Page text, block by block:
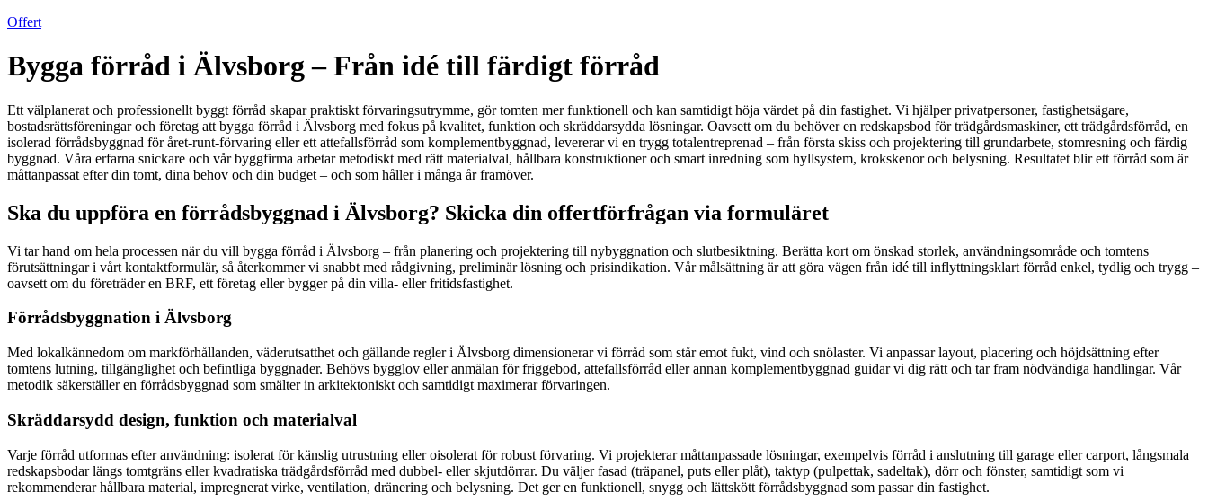
Offert
Bygga förråd i Älvsborg – Från idé till färdigt förråd
Ett välplanerat och professionellt byggt förråd skapar praktiskt förvaringsutrymme, gör tomten mer funktionell och kan samtidigt höja värdet på din fastighet. Vi hjälper privatpersoner, fastighetsägare,
bostadsrättsföreningar och företag att bygga förråd i Älvsborg med fokus på kvalitet, funktion och skräddarsydda lösningar. Oavsett om du behöver en redskapsbod för trädgårdsmaskiner, ett trädgårdsförråd, en
isolerad förrådsbyggnad för året‑runt‑förvaring eller ett attefallsförråd som komplementbyggnad, levererar vi en trygg totalentreprenad – från första skiss och projektering till grundarbete, stomresning och färdig
byggnad. Våra erfarna snickare och vår byggfirma arbetar metodiskt med rätt materialval, hållbara konstruktioner och smart inredning som hyllsystem, krokskenor och belysning. Resultatet blir ett förråd som är
måttanpassat efter din tomt, dina behov och din budget – och som håller i många år framöver.
Ska du uppföra en förrådsbyggnad i Älvsborg? Skicka din offertförfrågan via formuläret
Vi tar hand om hela processen när du vill bygga förråd i Älvsborg – från planering och projektering till nybyggnation och slutbesiktning. Berätta kort om önskad storlek, användningsområde och tomtens
förutsättningar i vårt kontaktformulär, så återkommer vi snabbt med rådgivning, preliminär lösning och prisindikation. Vår målsättning är att göra vägen från idé till inflyttningsklart förråd enkel, tydlig och trygg –
oavsett om du företräder en BRF, ett företag eller bygger på din villa- eller fritidsfastighet.
Förrådsbyggnation i Älvsborg
Med lokalkännedom om markförhållanden, väderutsatthet och gällande regler i Älvsborg dimensionerar vi förråd som står emot fukt, vind och snölaster. Vi anpassar layout, placering och höjdsättning efter
tomtens lutning, tillgänglighet och befintliga byggnader. Behövs bygglov eller anmälan för friggebod, attefallsförråd eller annan komplementbyggnad guidar vi dig rätt och tar fram nödvändiga handlingar. Vår
metodik säkerställer en förrådsbyggnad som smälter in arkitektoniskt och samtidigt maximerar förvaringen.
Skräddarsydd design, funktion och materialval
Varje förråd utformas efter användning: isolerat för känslig utrustning eller oisolerat för robust förvaring. Vi projekterar måttanpassade lösningar, exempelvis förråd i anslutning till garage eller carport, långsmala
redskapsbodar längs tomtgräns eller kvadratiska trädgårdsförråd med dubbel- eller skjutdörrar. Du väljer fasad (träpanel, puts eller plåt), taktyp (pulpettak, sadeltak), dörr och fönster, samtidigt som vi
rekommenderar hållbara material, impregnerat virke, ventilation, dränering och belysning. Det ger en funktionell, snygg och lättskött förrådsbyggnad som passar din fastighet.